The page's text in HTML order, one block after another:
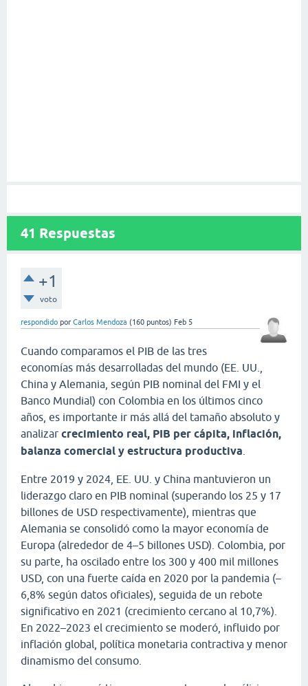
41 Respuestas
+1
voto
respondido por Carlos Mendoza (160 puntos) Feb 5
Cuando comparamos el PIB de las tres
economías más desarrolladas del mundo (EE. UU.,
China y Alemania, según PIB nominal del FMI y el
Banco Mundial) con Colombia en los últimos cinco
años, es importante ir más allá del tamaño absoluto y
analizar crecimiento real, PIB per cápita, inflación,
balanza comercial y estructura productiva
Entre 2019 y 2024, EE. UU. y China mantuvieron un
liderazgo claro en PIB nominal (superando los 25 y 17
billones de USD respectivamente), mientras que
Alemania se consolidó como la mayor economía de
Europa (alrededor de 4–5 billones USD). Colombia, por
su parte, ha oscilado entre los 300 y 400 mil millones
USD, con una fuerte caída en 2020 por la pandemia (–
6,8% según datos oficiales), seguida de un rebote
significativo en 2021 (crecimiento cercano al 10,7%).
En 2022–2023 el crecimiento se moderó, influido por
inflación global, política monetaria contractiva y menor
dinamismo del consumo.